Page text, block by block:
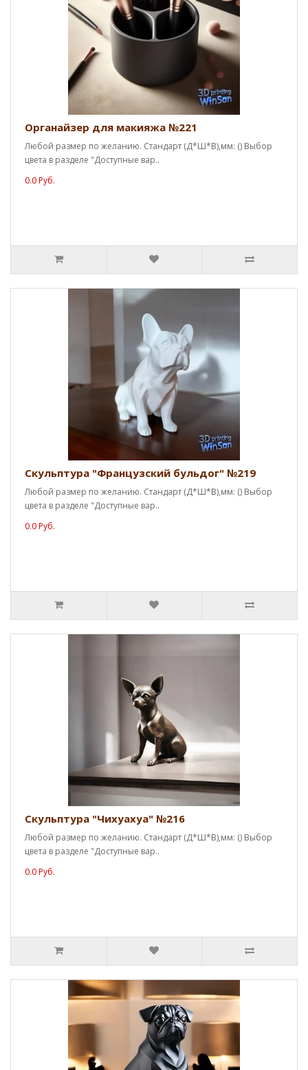
Органайзер для макияжа №221
Любой размер по желанию. Стандарт (Д*Ш*В),мм: () Выбор
цвета в разделе "Доступные вар..
0.0 Руб.
Скульптура "Французский бульдог" №219
Любой размер по желанию. Стандарт (Д*Ш*В),мм: () Выбор
цвета в разделе "Доступные вар..
0.0 Руб.
Скульптура "Чихуахуа" №216
Любой размер по желанию. Стандарт (Д*Ш*В),мм: () Выбор
цвета в разделе "Доступные вар..
0.0 Руб.